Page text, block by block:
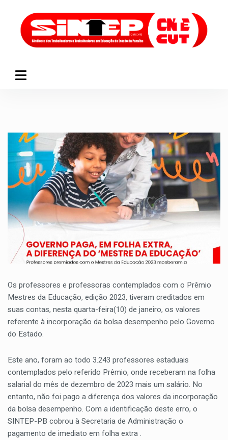
Os professores e professoras contemplados com o Prêmio
Mestres da Educação, edição 2023, tiveram creditados em
suas contas, nesta quarta-feira(10) de janeiro, os valores
referente à incorporação da bolsa desempenho pelo Governo
do Estado.
Este ano, foram ao todo 3.243 professores estaduais
contemplados pelo referido Prêmio, onde receberam na folha
salarial do mês de dezembro de 2023 mais um salário. No
entanto, não foi pago a diferença dos valores da incorporação
da bolsa desempenho. Com a identificação deste erro, o
SINTEP-PB cobrou à Secretaria de Administração o
pagamento de imediato em folha extra .